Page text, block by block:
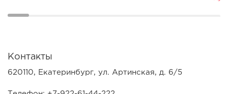
Контакты
620110, Екатеринбург, ул. Артинская, д. 6/5